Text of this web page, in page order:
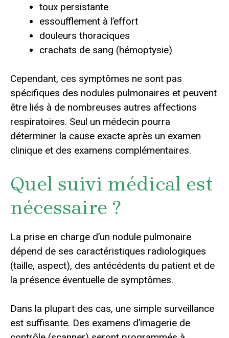
toux persistante
essoufflement à l’effort
douleurs thoraciques
crachats de sang (hémoptysie)
Cependant, ces symptômes ne sont pas
spécifiques des nodules pulmonaires et peuvent
être liés à de nombreuses autres affections
respiratoires. Seul un médecin pourra
déterminer la cause exacte après un examen
clinique et des examens complémentaires.
Quel suivi médical est
nécessaire ?
La prise en charge d’un nodule pulmonaire
dépend de ses caractéristiques radiologiques
(taille, aspect), des antécédents du patient et de
la présence éventuelle de symptômes.
Dans la plupart des cas, une simple surveillance
est suffisante. Des examens d’imagerie de